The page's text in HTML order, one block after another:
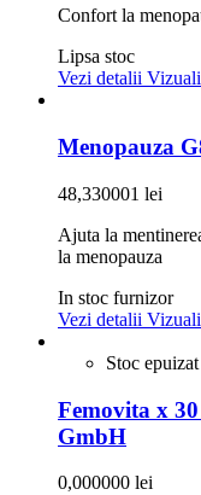
Confort la
Lipsa stoc
Vezi detalii
Menopauza
48,330001 lei
Ajuta la
la menopauza
In stoc furnizor
Vezi detalii
Stoc epuizat
Femovita x
GmbH
0,000000 lei